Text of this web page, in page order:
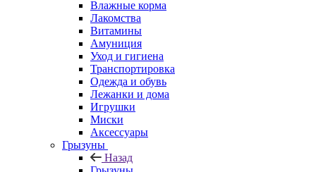
Влажные корма
Лакомства
Витамины
Амуниция
Уход и гигиена
Транспортировка
Одежда и обувь
Лежанки и дома
Игрушки
Миски
Аксессуары
Грызуны
Назад